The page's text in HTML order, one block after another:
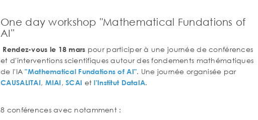
One day workshop "Mathematical Fundations of
AI"
Rendez-vous le 18 mars pour participer à une journée de conférences
et d'interventions scientifiques autour des fondements mathématiques
de l'IA"Mathematical Fundations of AI". Une journée organisée par
CAUSALITAI, MIAI,SCAI etl'Institut DataIA.
8 conférences avec notamment :